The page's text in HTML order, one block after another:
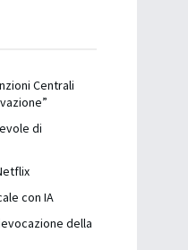
Centrali
di
con IA
della